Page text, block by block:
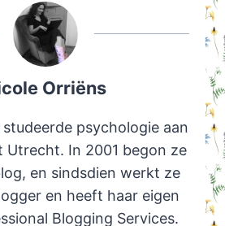
Orriëns
psychologie aan
Utrecht. In 2001 begon ze
en sindsdien werkt ze
en heeft haar eigen
Blogging Services.